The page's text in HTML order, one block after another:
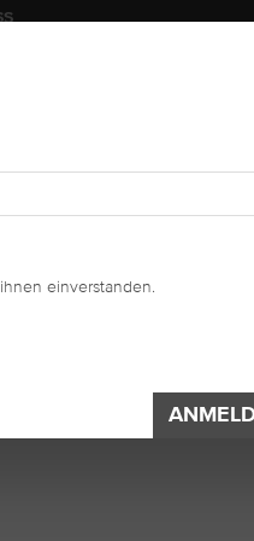
einverstanden.